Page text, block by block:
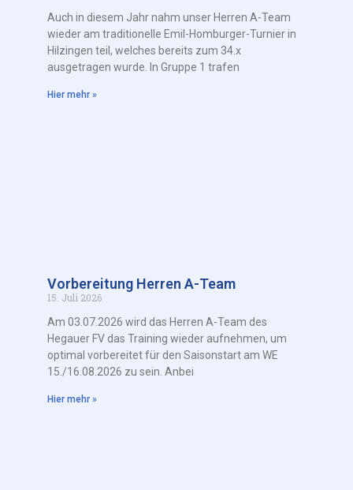
Auch in diesem Jahr nahm unser Herren A-Team
wieder am traditionelle Emil-Homburger-Turnier in
Hilzingen teil, welches bereits zum 34.x
ausgetragen wurde. In Gruppe 1 trafen
Hier mehr »
Vorbereitung Herren A-Team
15. Juli 2026
Am 03.07.2026 wird das Herren A-Team des
Hegauer FV das Training wieder aufnehmen, um
optimal vorbereitet für den Saisonstart am WE
15./16.08.2026 zu sein. Anbei
Hier mehr »